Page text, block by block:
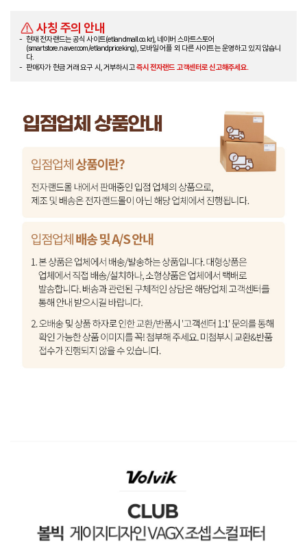
사칭 주의 안내
현재 전자랜드는 공식 사이트(etlandmall.co.kr), 네이버 스마트스토어
(smartstore.naver.com/etlandpriceking), 모바일 어플 외 다른 사이트는 운영하고 있지 않습니
다.
판매자가 현금 거래 요구 시, 거부하시고즉시 전자랜드 고객센터로 신고해주세요.